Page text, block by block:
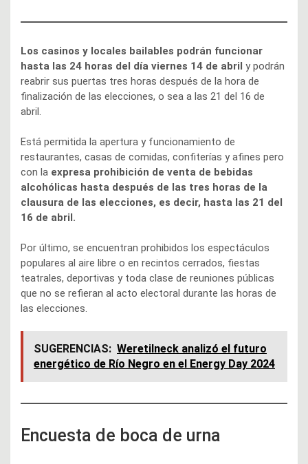
Los casinos y locales bailables podrán funcionar
hasta las 24 horas del día viernes 14 de abril y podrán
reabrir sus puertas tres horas después de la hora de
finalización de las elecciones, o sea a las 21 del 16 de
abril.
Está permitida la apertura y funcionamiento de
restaurantes, casas de comidas, confiterías y afines pero
con la expresa prohibición de venta de bebidas
alcohólicas hasta después de las tres horas de la
clausura de las elecciones, es decir, hasta las 21 del
16 de abril.
Por último, se encuentran prohibidos los espectáculos
populares al aire libre o en recintos cerrados, fiestas
teatrales, deportivas y toda clase de reuniones públicas
que no se refieran al acto electoral durante las horas de
las elecciones.
SUGERENCIAS: Weretilneck analizó el futuro
energético de Río Negro en el Energy Day 2024
Encuesta de boca de urna